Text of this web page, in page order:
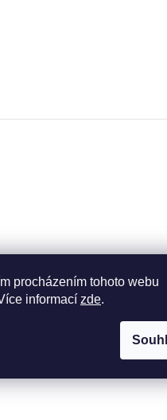
procházením tohoto webu
informací zde.